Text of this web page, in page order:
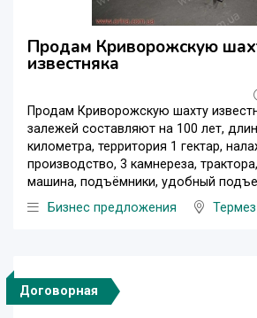
Продам Криворожскую
известняка
Продам Криворожскую шахту
залежей составляют на 100 лет,
километра, территория 1 гектар,
производство, 3 камнереза,
машина, подъёмники, удобный
Бизнес предложения
Термез
Договорная